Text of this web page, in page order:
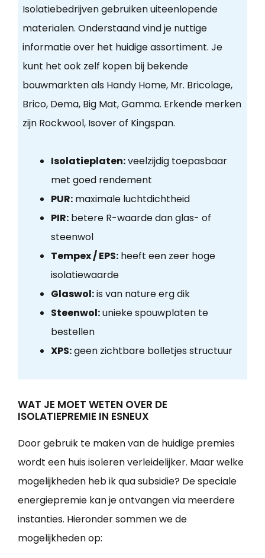
Isolatiebedrijven gebruiken uiteenlopende
materialen. Onderstaand vind je nuttige
informatie over het huidige assortiment. Je
kunt het ook zelf kopen bij bekende
bouwmarkten als Handy Home, Mr. Bricolage,
Brico, Dema, Big Mat, Gamma. Erkende merken
zijn Rockwool, Isover of Kingspan.
Isolatieplaten:veelzijdig toepasbaar
met goed rendement
PUR:maximale luchtdichtheid
PIR:betere R-waarde dan glas- of
steenwol
Tempex / EPS:heeft een zeer hoge
isolatiewaarde
Glaswol:is van nature erg dik
Steenwol:unieke spouwplaten te
bestellen
XPS:geen zichtbare bolletjes structuur
WAT JE MOET WETEN OVER DE
ISOLATIEPREMIE IN ESNEUX
Door gebruik te maken van de huidige premies
wordt een huis isoleren verleidelijker. Maar welke
mogelijkheden heb ik qua subsidie? De speciale
energiepremie kan je ontvangen via meerdere
instanties. Hieronder sommen we de
mogelijkheden op: